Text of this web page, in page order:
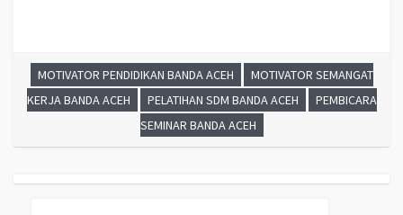
MOTIVATOR PENDIDIKAN BANDA ACEH
MOTIVATOR SEMANGAT
KERJA BANDA ACEH
PELATIHAN SDM BANDA ACEH
PEMBICARA
SEMINAR BANDA ACEH